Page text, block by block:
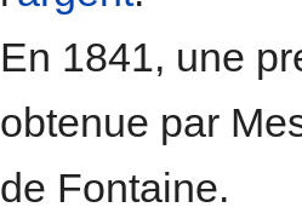
En 1841, une
obtenue par
de Fontaine.